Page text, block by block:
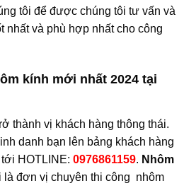
tôi để được chúng tôi tư vấn và
nhất và phù hợp nhất cho công
kính mới nhất 2024 tại
thành vị khách hàng thông thái.
danh bạn lên bảng khách hàng
HOTLINE: 0976861159. Nhôm
là đơn vị chuyên thi công nhôm